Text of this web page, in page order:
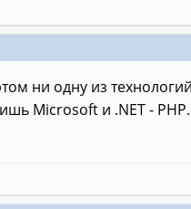
ни одну из
Microsoft и .NET -